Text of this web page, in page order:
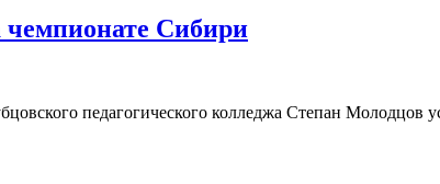
чемпионате Сибири
педагогического колледжа Степан Молодцов